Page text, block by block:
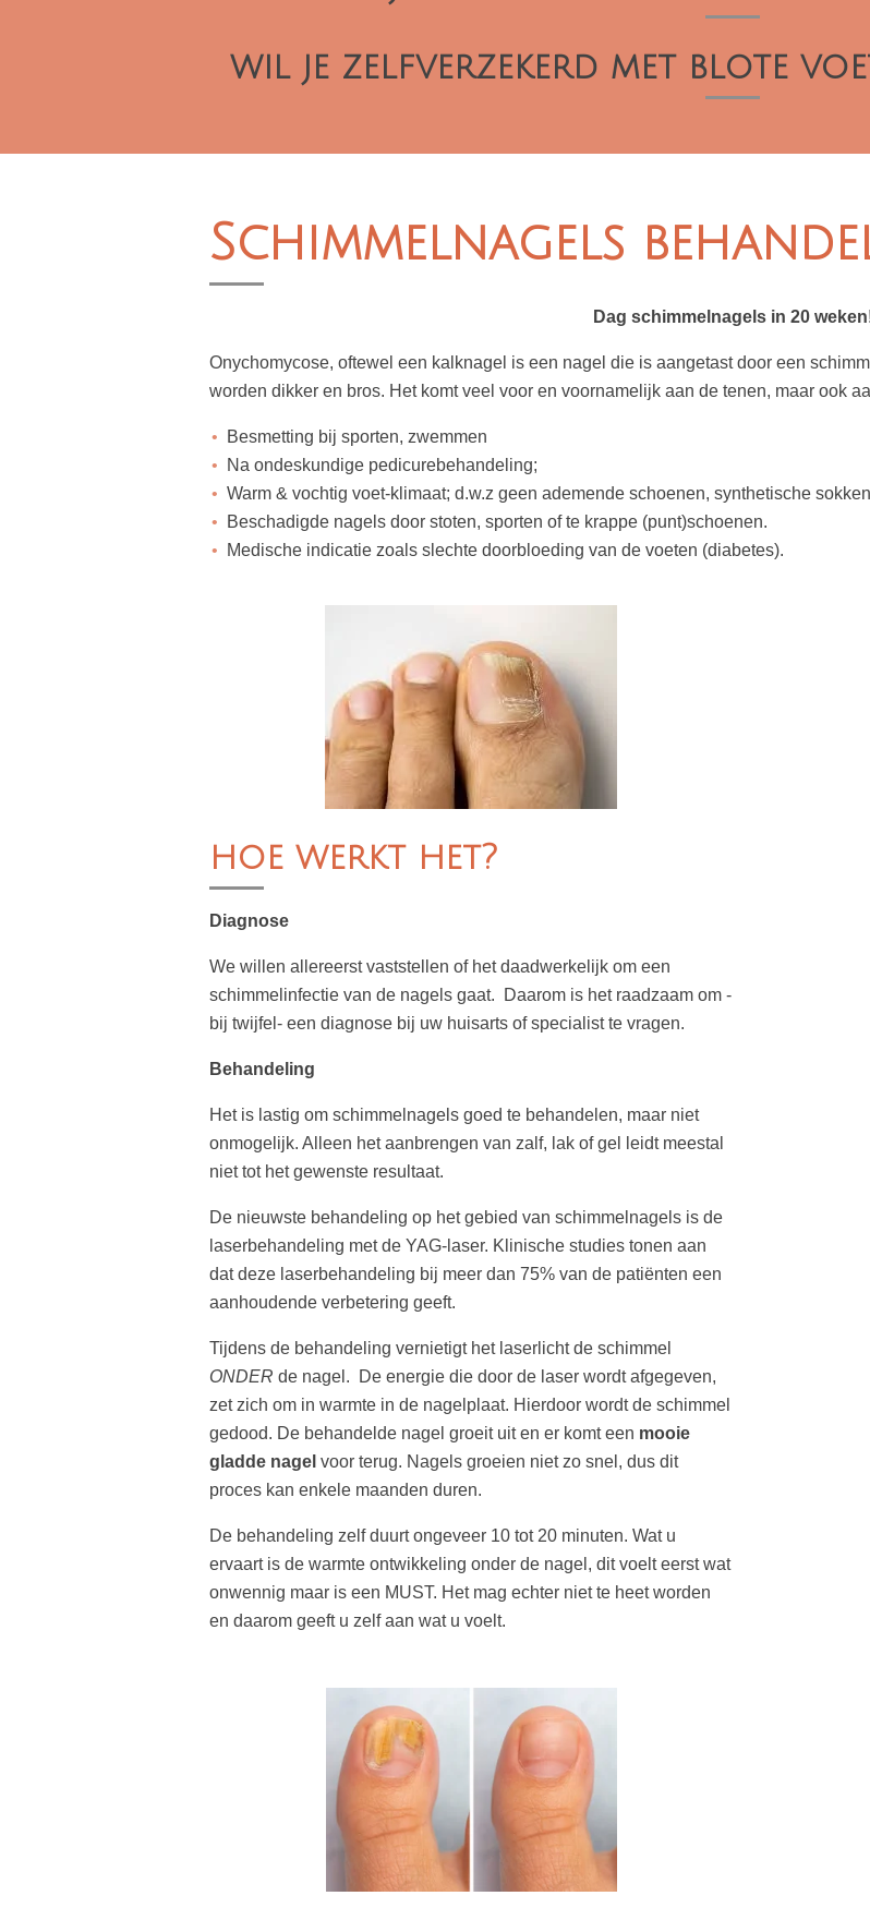
wil je zelfverzekerd met blote
Schimmelnagels
Dag schimmelnagels in 20
Onychomycose, oftewel een kalknagel is een nagel die is aangetast door een
worden dikker en bros. Het komt veel voor en voornamelijk aan de tenen, maar ook
Besmetting bij sporten, zwemmen
Na ondeskundige pedicurebehandeling;
Warm & vochtig voet-klimaat; d.w.z geen ademende schoenen, synthetische
Beschadigde nagels door stoten, sporten of te krappe (punt)schoenen.
Medische indicatie zoals slechte doorbloeding van de voeten (diabetes).
hoe werkt het?
Diagnose
We willen allereerst vaststellen of het daadwerkelijk om een
schimmelinfectie van de nagels gaat. Daarom is het raadzaam om -
bij twijfel- een diagnose bij uw huisarts of specialist te vragen.
Behandeling
Het is lastig om schimmelnagels goed te behandelen, maar niet
onmogelijk. Alleen het aanbrengen van zalf, lak of gel leidt meestal
niet tot het gewenste resultaat.
De nieuwste behandeling op het gebied van schimmelnagels is de
laserbehandeling met de YAG-laser. Klinische studies tonen aan
dat deze laserbehandeling bij meer dan 75% van de patiënten een
aanhoudende verbetering geeft.
Tijdens de behandeling vernietigt het laserlicht de schimmel
ONDER de nagel. De energie die door de laser wordt afgegeven,
zet zich om in warmte in de nagelplaat. Hierdoor wordt de schimmel
gedood. De behandelde nagel groeit uit en er komt een mooie
gladde nagel voor terug. Nagels groeien niet zo snel, dus dit
proces kan enkele maanden duren.
De behandeling zelf duurt ongeveer 10 tot 20 minuten. Wat u
ervaart is de warmte ontwikkeling onder de nagel, dit voelt eerst wat
onwennig maar is een MUST. Het mag echter niet te heet worden
en daarom geeft u zelf aan wat u voelt.